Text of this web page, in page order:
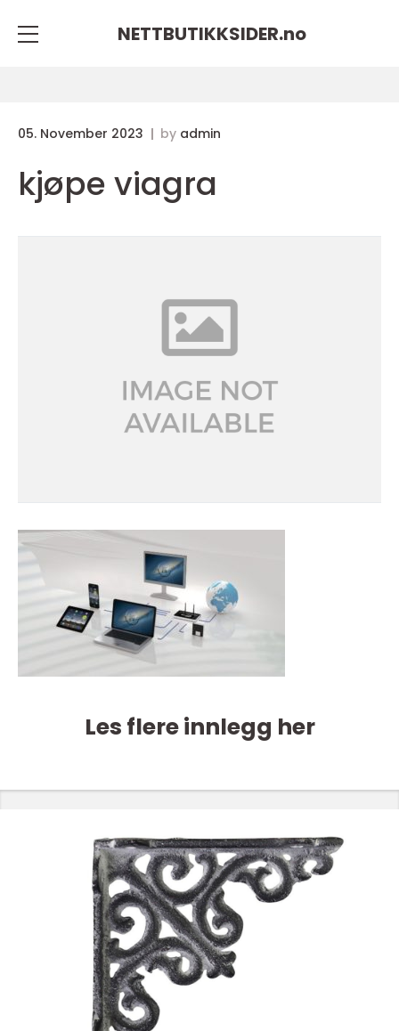
NETTBUTIKKSIDER.no
05. November 2023 by admin
kjøpe viagra
Les flere innlegg her